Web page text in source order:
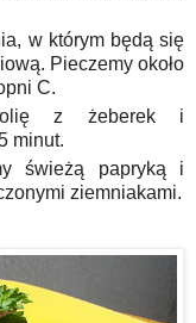
w którym będą się
Pieczemy około
C.
z żeberek i
minut.
świeżą papryką i
ziemniakami.